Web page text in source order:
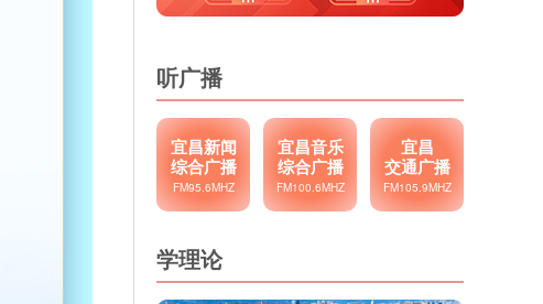
听广播
宜昌新闻
综合广播
FM95.6MHZ
宜昌音乐
综合广播
FM100.6MHZ
宜昌
交通广播
FM105.9MHZ
学理论